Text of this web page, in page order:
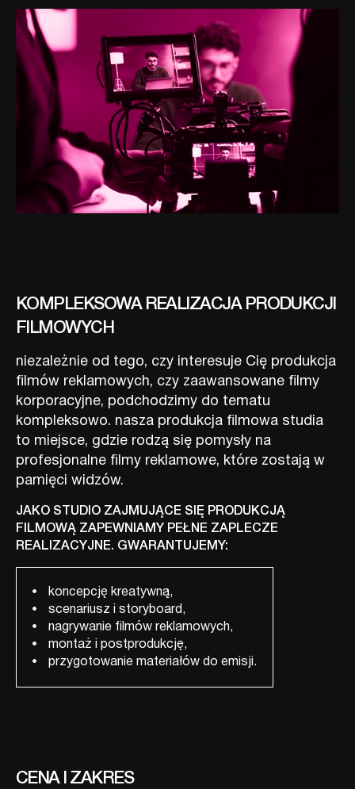
KOMPLEKSOWA REALIZACJA PRODUKCJI
FILMOWYCH
niezależnie od tego, czy interesuje Cię produkcja
filmów reklamowych, czy zaawansowane filmy
korporacyjne, podchodzimy do tematu
kompleksowo. nasza produkcja filmowa studia
to miejsce, gdzie rodzą się pomysły na
profesjonalne filmy reklamowe, które zostają w
pamięci widzów.
JAKO STUDIO ZAJMUJĄCE SIĘ PRODUKCJĄ
FILMOWĄ ZAPEWNIAMY PEŁNE ZAPLECZE
REALIZACYJNE. GWARANTUJEMY:
koncepcję kreatywną,
scenariusz i storyboard,
nagrywanie filmów reklamowych,
montaż i postprodukcję,
przygotowanie materiałów do emisji.
CENA I ZAKRES